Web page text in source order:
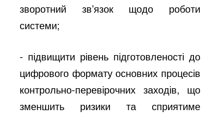
зворотний зв’язок щодо роботи
системи;
- підвищити рівень підготовленості до
цифрового формату основних процесів
контрольно-перевірочних заходів, що
зменшить ризики та сприятиме